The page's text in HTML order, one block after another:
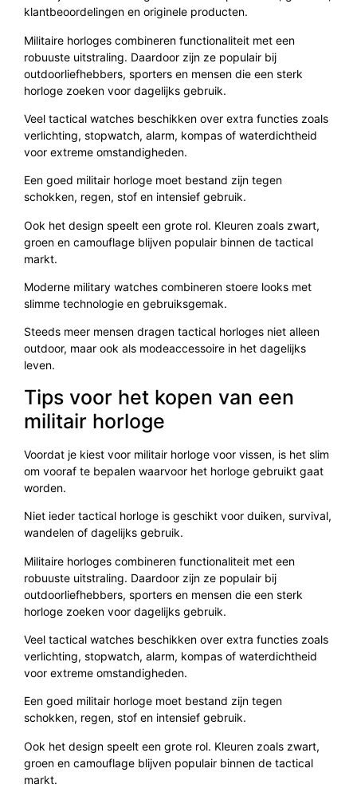
klantbeoordelingen en originele producten.
Militaire horloges combineren functionaliteit met een
robuuste uitstraling. Daardoor zijn ze populair bij
outdoorliefhebbers, sporters en mensen die een sterk
horloge zoeken voor dagelijks gebruik.
Veel tactical watches beschikken over extra functies zoals
verlichting, stopwatch, alarm, kompas of waterdichtheid
voor extreme omstandigheden.
Een goed militair horloge moet bestand zijn tegen
schokken, regen, stof en intensief gebruik.
Ook het design speelt een grote rol. Kleuren zoals zwart,
groen en camouflage blijven populair binnen de tactical
markt.
Moderne military watches combineren stoere looks met
slimme technologie en gebruiksgemak.
Steeds meer mensen dragen tactical horloges niet alleen
outdoor, maar ook als modeaccessoire in het dagelijks
leven.
Tips voor het kopen van een
militair horloge
Voordat je kiest voor militair horloge voor vissen, is het slim
om vooraf te bepalen waarvoor het horloge gebruikt gaat
worden.
Niet ieder tactical horloge is geschikt voor duiken, survival,
wandelen of dagelijks gebruik.
Militaire horloges combineren functionaliteit met een
robuuste uitstraling. Daardoor zijn ze populair bij
outdoorliefhebbers, sporters en mensen die een sterk
horloge zoeken voor dagelijks gebruik.
Veel tactical watches beschikken over extra functies zoals
verlichting, stopwatch, alarm, kompas of waterdichtheid
voor extreme omstandigheden.
Een goed militair horloge moet bestand zijn tegen
schokken, regen, stof en intensief gebruik.
Ook het design speelt een grote rol. Kleuren zoals zwart,
groen en camouflage blijven populair binnen de tactical
markt.